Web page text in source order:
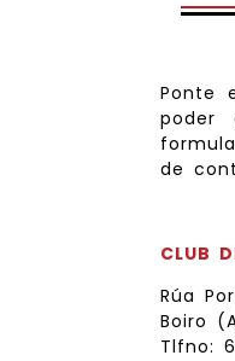
Ponte
poder
de
CLUB
Rúa
Boiro
Tlfno: